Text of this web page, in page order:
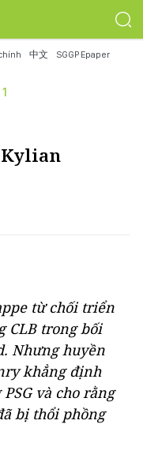
中文 SGGP Epaper
từ chối triển
CLB trong bối
Nhưng huyền
khẳng định
và cho rằng
bị thổi phồng